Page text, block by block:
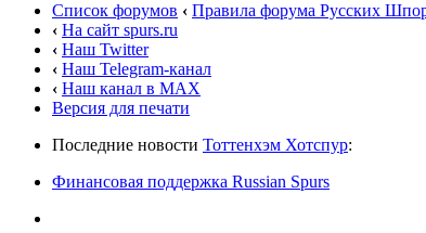
Список форумов ‹ Правила форума Русских
‹ На сайт spurs.ru
‹ Наш Twitter
‹ Наш Telegram-канал
‹ Наш канал в MAX
Версия для печати
Последние новости Тоттенхэм Хотспур:
Финансовая поддержка Russian Spurs